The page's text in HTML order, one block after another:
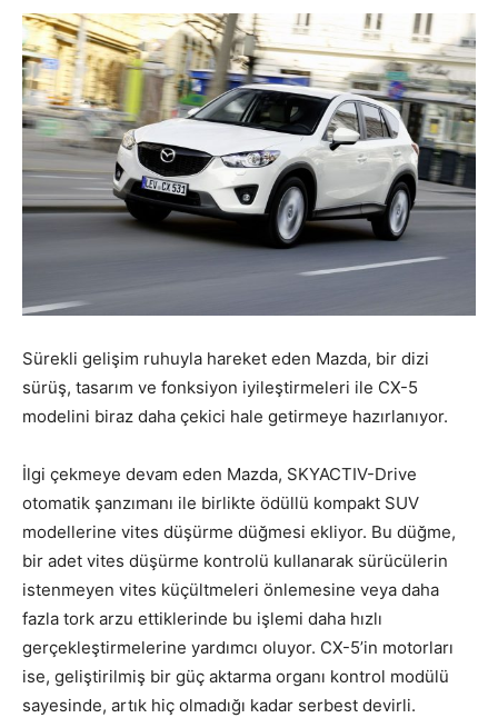
Sürekli gelişim ruhuyla hareket eden Mazda, bir dizi
sürüş, tasarım ve fonksiyon iyileştirmeleri ile CX-5
modelini biraz daha çekici hale getirmeye hazırlanıyor.
İlgi çekmeye devam eden Mazda, SKYACTIV-Drive
otomatik şanzımanı ile birlikte ödüllü kompakt SUV
modellerine vites düşürme düğmesi ekliyor. Bu düğme,
bir adet vites düşürme kontrolü kullanarak sürücülerin
istenmeyen vites küçültmeleri önlemesine veya daha
fazla tork arzu ettiklerinde bu işlemi daha hızlı
gerçekleştirmelerine yardımcı oluyor. CX-5’in motorları
ise, geliştirilmiş bir güç aktarma organı kontrol modülü
sayesinde, artık hiç olmadığı kadar serbest devirli.